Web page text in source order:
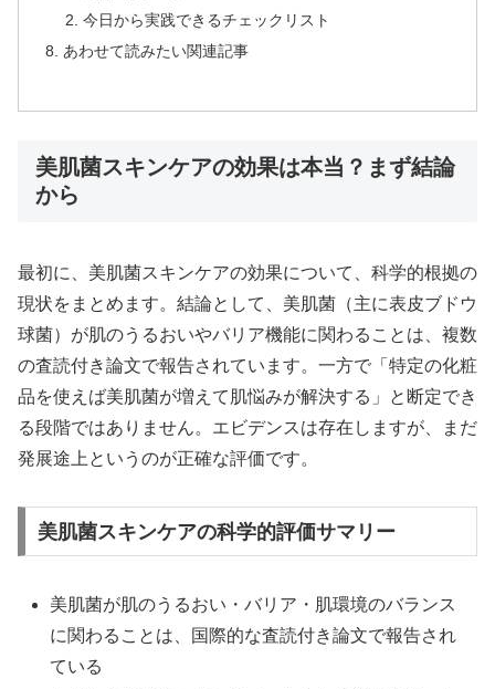
今日から実践できるチェックリスト
あわせて読みたい関連記事
美肌菌スキンケアの効果は本当？まず結論
から
最初に、美肌菌スキンケアの効果について、科学的根拠の
現状をまとめます。結論として、美肌菌（主に表皮ブドウ
球菌）が肌のうるおいやバリア機能に関わることは、複数
の査読付き論文で報告されています。一方で「特定の化粧
品を使えば美肌菌が増えて肌悩みが解決する」と断定でき
る段階ではありません。エビデンスは存在しますが、まだ
発展途上というのが正確な評価です。
美肌菌スキンケアの科学的評価サマリー
美肌菌が肌のうるおい・バリア・肌環境のバランス
に関わることは、国際的な査読付き論文で報告され
ている